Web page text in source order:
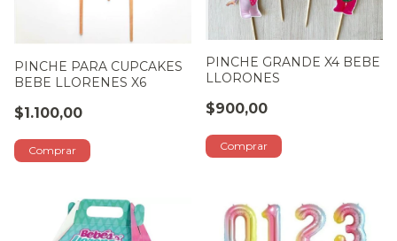
PINCHE PARA CUPCAKES
BEBE LLORENES X6
$1.100,00
PINCHE GRANDE X4 BEBE
LLORONES
$900,00